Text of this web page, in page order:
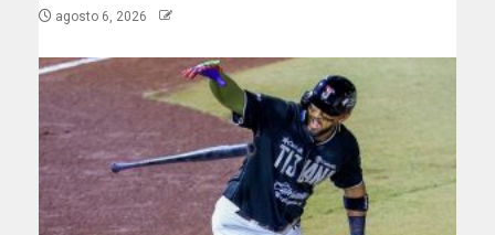
agosto 6, 2026